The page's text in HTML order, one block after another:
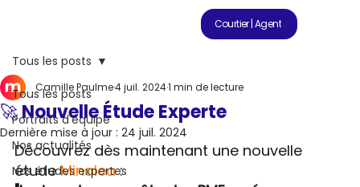
Courtier | Agent
Tous les posts
Portraits d'équipe
Nos actualités
Nos études expertes
Tous les posts
🚀 Nouvelle Étude Experte
Camille Paulme4 juil. 20241 min de lecture
Dernière mise à jour : 24 juil. 2024
Découvrez dès maintenant une nouvelle
étude Minalea :